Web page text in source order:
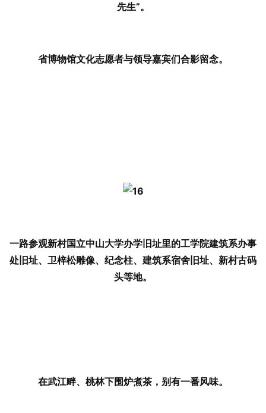
先生”。
省博物馆文化志愿者与领导嘉宾们合影留念。
一路参观新村国立中山大学办学旧址里的工学院建筑系办事
处旧址、卫梓松雕像、纪念柱、建筑系宿舍旧址、新村古码
头等地。
在武江畔、桃林下围炉煮茶，别有一番风味。